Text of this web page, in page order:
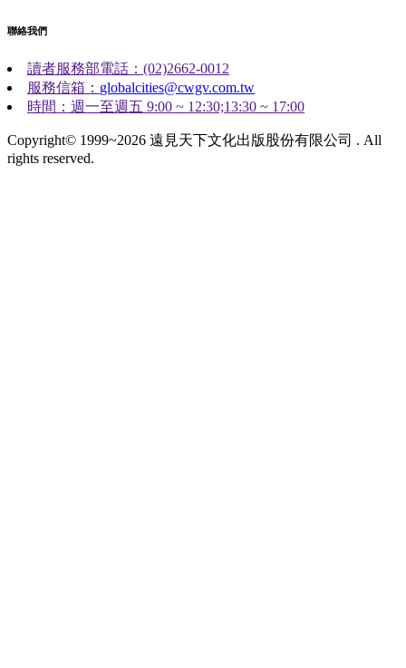
聯絡我們
讀者服務部電話：(02)2662-0012
服務信箱： globalcities@cwgv.com.tw
時間：週一至週五 9:00 ~ 12:30;13:30 ~ 17:00
Copyright© 1999~2026 遠見天下文化出版股份有限公司 . All
rights reserved.